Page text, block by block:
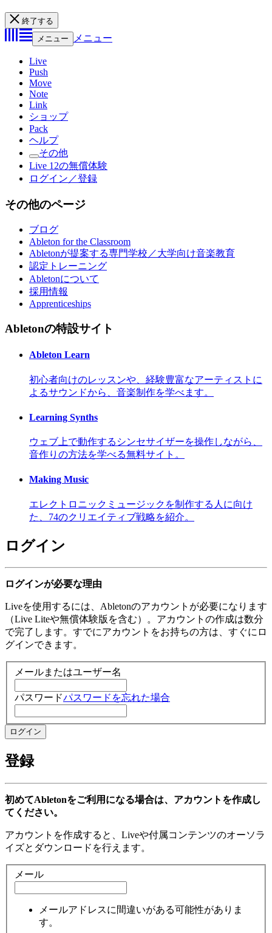
終了する
メニュー
メニュー
Live
Push
Move
Note
Link
ショップ
Pack
ヘルプ
その他
Live 12の無償体験
ログイン／登録
その他のページ
ブログ
Ableton for the Classroom
Abletonが提案する専門学校／大学向け音楽教育
認定トレーニング
Abletonについて
採用情報
Apprenticeships
Abletonの特設サイト
Ableton Learn
初心者向けのレッスンや、経験豊富なアーティストに
よるサウンドから、音楽制作を学べます。
Learning Synths
ウェブ上で動作するシンセサイザーを操作しながら、
音作りの方法を学べる無料サイト。
Making Music
エレクトロニックミュージックを制作する人に向け
た、74のクリエイティブ戦略を紹介。
ログイン
ログインが必要な理由
Liveを使用するには、Abletonのアカウントが必要になります
（Live Liteや無償体験版を含む）。アカウントの作成は数分
で完了します。すでにアカウントをお持ちの方は、すぐにロ
グインできます。
メールまたはユーザー名
パスワードパスワードを忘れた場合
登録
初めてAbletonをご利用になる場合は、アカウントを作成し
てください。
アカウントを作成すると、Liveや付属コンテンツのオーソラ
イズとダウンロードを行えます。
メール
メールアドレスに間違いがある可能性がありま
す。